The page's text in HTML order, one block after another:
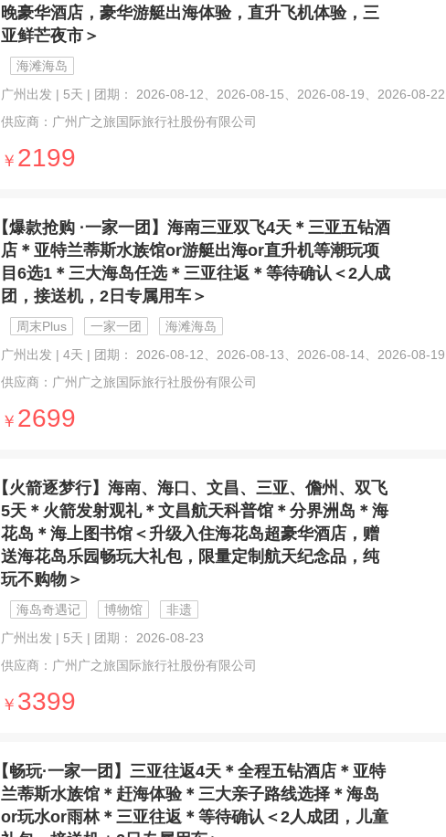
晚豪华酒店，豪华游艇出海体验，直升飞机体验，三
亚鲜芒夜市＞
海滩海岛
广州出发 | 5天 | 团期： 2026-08-12、2026-08-15、2026-08-19、2026-08-22
供应商：广州广之旅国际旅行社股份有限公司
￥ 2199
【爆款抢购 ·一家一团】海南三亚双飞4天＊三亚五钻酒
店＊亚特兰蒂斯水族馆or游艇出海or直升机等潮玩项
目6选1＊三大海岛任选＊三亚往返＊等待确认＜2人成
团，接送机，2日专属用车＞
周末Plus 一家一团
海滩海岛
广州出发 | 4天 | 团期： 2026-08-12、2026-08-13、2026-08-14、2026-08-19
供应商：广州广之旅国际旅行社股份有限公司
￥ 2699
【火箭逐梦行】海南、海口、文昌、三亚、儋州、双飞
5天＊火箭发射观礼＊文昌航天科普馆＊分界洲岛＊海
花岛＊海上图书馆＜升级入住海花岛超豪华酒店，赠
送海花岛乐园畅玩大礼包，限量定制航天纪念品，纯
玩不购物＞
海岛奇遇记 博物馆
非遗
广州出发 | 5天 | 团期： 2026-08-23
供应商：广州广之旅国际旅行社股份有限公司
￥ 3399
【畅玩·一家一团】三亚往返4天＊全程五钻酒店＊亚特
兰蒂斯水族馆＊赶海体验＊三大亲子路线选择＊海岛
or玩水or雨林＊三亚往返＊等待确认＜2人成团，儿童